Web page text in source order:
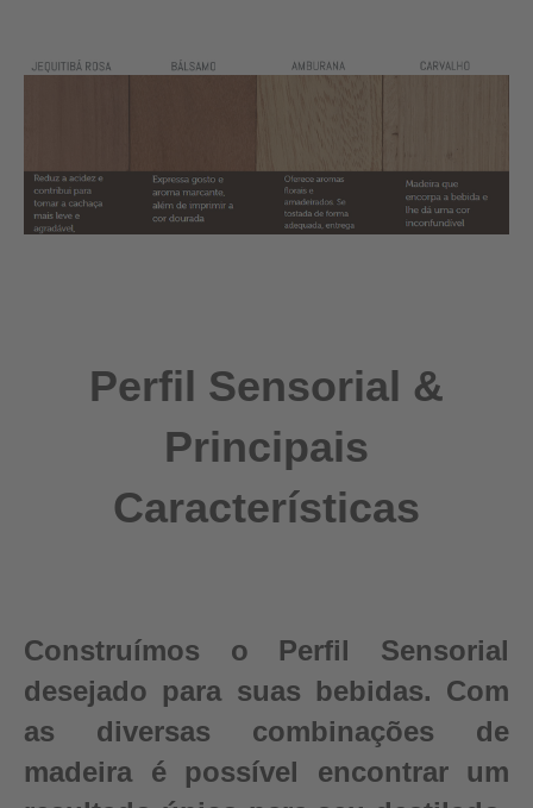
Perfil Sensorial &
Principais
Características
Construímos o Perfil Sensorial
desejado para suas bebidas. Com
as diversas combinações de
madeira é possível encontrar um